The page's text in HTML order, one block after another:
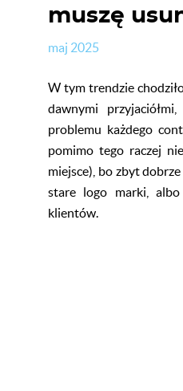
muszę
maj 2025
W tym trendzie
dawnymi
problemu każdego
pomimo tego raczej
miejsce), bo zbyt
stare logo marki,
klientów.